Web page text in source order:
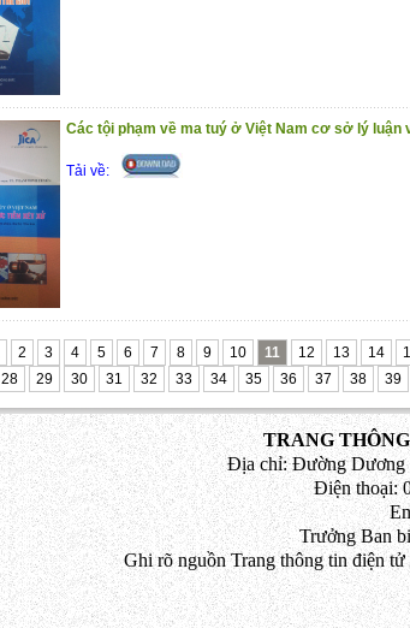
Các tội phạm về ma tuý ở Việt Nam cơ sở lý luận
Tải về:
2 3 4 5 6 7 8 9 10 11 12 13 14
28 29 30 31 32 33 34 35 36 37 38 39
TRANG
Địa chỉ: Đường Dương
Điện thoại:
Trưởng Ban
Ghi rõ nguồn Trang thông tin điện